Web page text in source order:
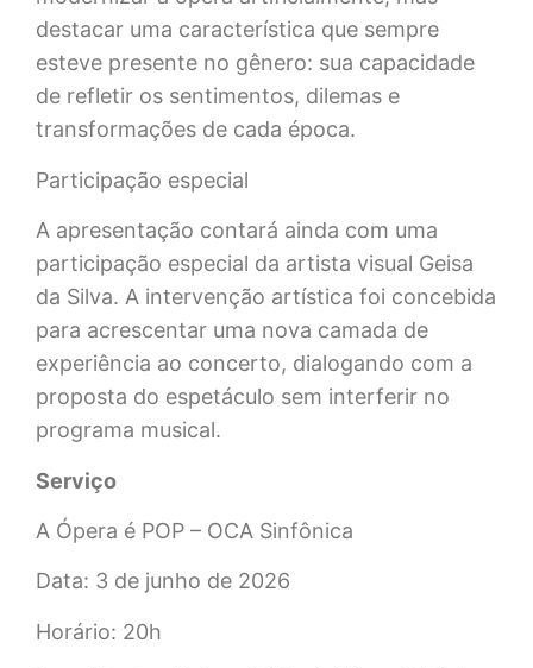
destacar uma característica que sempre
esteve presente no gênero: sua capacidade
de refletir os sentimentos, dilemas e
transformações de cada época.
Participação especial
A apresentação contará ainda com uma
participação especial da artista visual Geisa
da Silva. A intervenção artística foi concebida
para acrescentar uma nova camada de
experiência ao concerto, dialogando com a
proposta do espetáculo sem interferir no
programa musical.
Serviço
A Ópera é POP – OCA Sinfônica
Data: 3 de junho de 2026
Horário: 20h